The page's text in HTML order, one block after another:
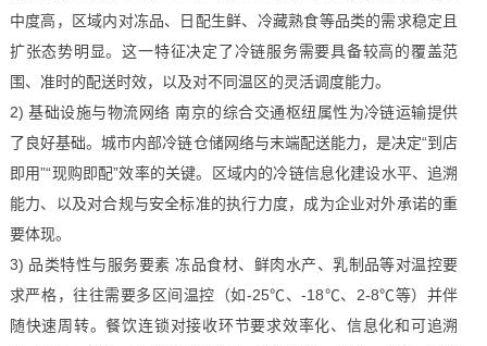
中度高，区域内对冻品、日配生鲜、冷藏熟食等品类的需求稳定且
扩张态势明显。这一特征决定了冷链服务需要具备较高的覆盖范
围、准时的配送时效，以及对不同温区的灵活调度能力。
2) 基础设施与物流网络 南京的综合交通枢纽属性为冷链运输提供
了良好基础。城市内部冷链仓储网络与末端配送能力，是决定“到店
即用”“现购即配”效率的关键。区域内的冷链信息化建设水平、追溯
能力、以及对合规与安全标准的执行力度，成为企业对外承诺的重
要体现。
3) 品类特性与服务要素 冻品食材、鲜肉水产、乳制品等对温控要
求严格，往往需要多区间温控（如-25℃、-18℃、2-8℃等）并伴
随快速周转。餐饮连锁对接收环节要求效率化、信息化和可追溯